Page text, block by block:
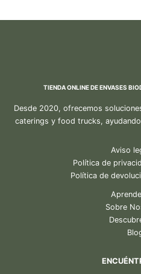
TIENDA ONLINE DE ENVASES
Desde 2020, ofrecemos
caterings y food trucks,
Aviso
Política de
Política de
Sobre